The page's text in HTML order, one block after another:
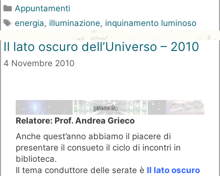
Categorie
Appuntamenti
Tag
energia, illuminazione, inquinamento luminoso
Il lato oscuro dell’Universo – 2010
4 Novembre 2010
Relatore: Prof. Andrea Grieco
Anche quest’anno abbiamo il piacere di
presentare il consueto il ciclo di incontri in
biblioteca.
Il tema conduttore delle serate è Il lato oscuro